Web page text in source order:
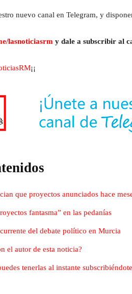
nuevo canal en Telegram, y
lasnoticiasrm y dale a subscribir al
¡¡
que proyectos anunciados hace
fantasma” en las pedanías
del debate político en Murcia
el autor de esta noticia?
tenerlas al instante